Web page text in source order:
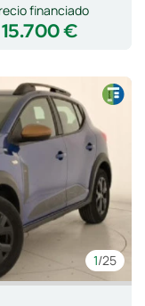
15.700 €
financiado
1/25